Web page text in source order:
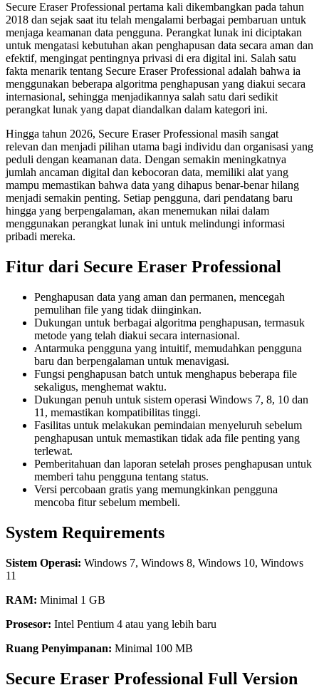
Secure Eraser Professional pertama kali dikembangkan pada tahun
2018 dan sejak saat itu telah mengalami berbagai pembaruan untuk
menjaga keamanan data pengguna. Perangkat lunak ini diciptakan
untuk mengatasi kebutuhan akan penghapusan data secara aman dan
efektif, mengingat pentingnya privasi di era digital ini. Salah satu
fakta menarik tentang Secure Eraser Professional adalah bahwa ia
menggunakan beberapa algoritma penghapusan yang diakui secara
internasional, sehingga menjadikannya salah satu dari sedikit
perangkat lunak yang dapat diandalkan dalam kategori ini.
Hingga tahun 2026, Secure Eraser Professional masih sangat
relevan dan menjadi pilihan utama bagi individu dan organisasi yang
peduli dengan keamanan data. Dengan semakin meningkatnya
jumlah ancaman digital dan kebocoran data, memiliki alat yang
mampu memastikan bahwa data yang dihapus benar-benar hilang
menjadi semakin penting. Setiap pengguna, dari pendatang baru
hingga yang berpengalaman, akan menemukan nilai dalam
menggunakan perangkat lunak ini untuk melindungi informasi
pribadi mereka.
Fitur dari Secure Eraser Professional
Penghapusan data yang aman dan permanen, mencegah
pemulihan file yang tidak diinginkan.
Dukungan untuk berbagai algoritma penghapusan, termasuk
metode yang telah diakui secara internasional.
Antarmuka pengguna yang intuitif, memudahkan pengguna
baru dan berpengalaman untuk menavigasi.
Fungsi penghapusan batch untuk menghapus beberapa file
sekaligus, menghemat waktu.
Dukungan penuh untuk sistem operasi Windows 7, 8, 10 dan
11, memastikan kompatibilitas tinggi.
Fasilitas untuk melakukan pemindaian menyeluruh sebelum
penghapusan untuk memastikan tidak ada file penting yang
terlewat.
Pemberitahuan dan laporan setelah proses penghapusan untuk
memberi tahu pengguna tentang status.
Versi percobaan gratis yang memungkinkan pengguna
mencoba fitur sebelum membeli.
System Requirements
Sistem Operasi: Windows 7, Windows 8, Windows 10, Windows
11
RAM: Minimal 1 GB
Prosesor: Intel Pentium 4 atau yang lebih baru
Ruang Penyimpanan: Minimal 100 MB
Secure Eraser Professional Full Version